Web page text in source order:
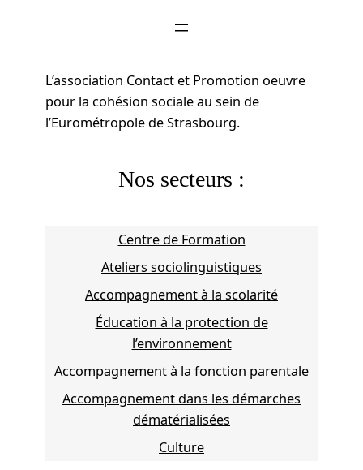
L’association Contact et Promotion oeuvre
pour la cohésion sociale au sein de
l’Eurométropole de Strasbourg.
Nos secteurs :
Centre de Formation
Ateliers sociolinguistiques
Accompagnement à la scolarité
Éducation à la protection de
l’environnement
Accompagnement à la fonction parentale
Accompagnement dans les démarches
dématérialisées
Culture